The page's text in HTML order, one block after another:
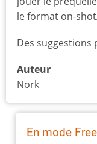
le format on-
Des
Auteur
Nork
En mode